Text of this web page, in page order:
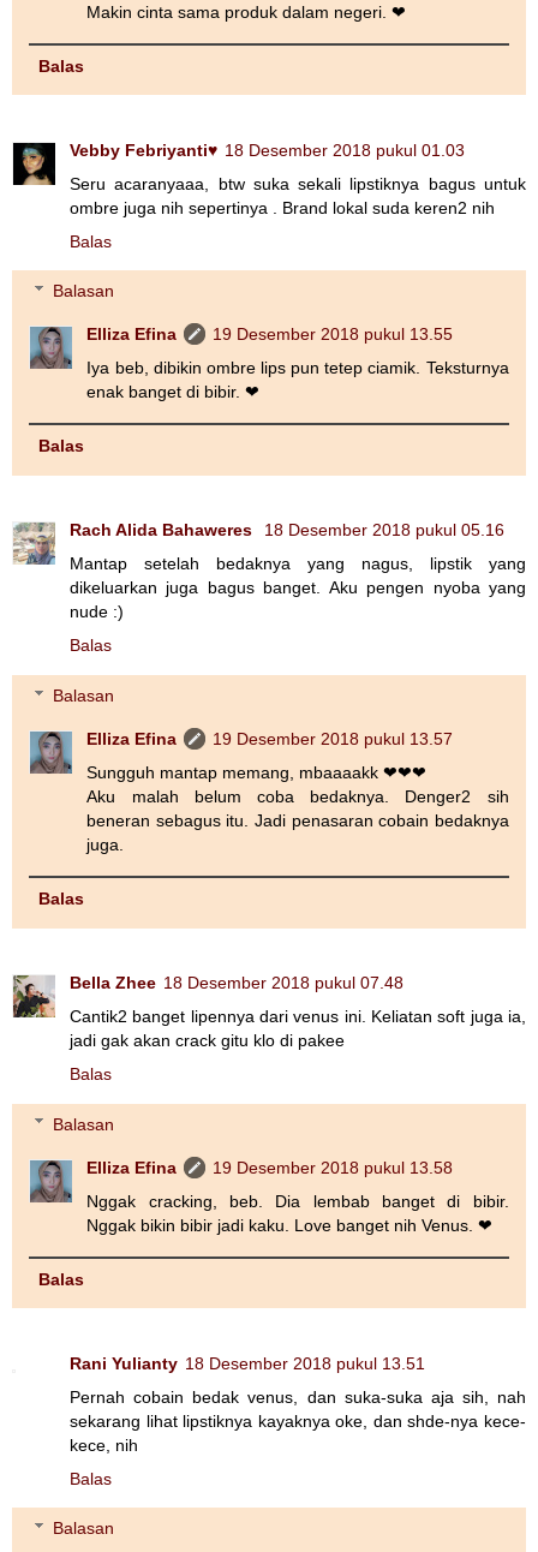
Makin cinta sama produk dalam negeri. ❤
Balas
Vebby Febriyanti♥ 18 Desember 2018 pukul 01.03
Seru acaranyaaa, btw suka sekali lipstiknya bagus untuk
ombre juga nih sepertinya . Brand lokal suda keren2 nih
Balas
Balasan
Elliza Efina
19 Desember 2018 pukul 13.55
Iya beb, dibikin ombre lips pun tetep ciamik. Teksturnya
enak banget di bibir. ❤
Balas
Rach Alida Bahaweres
18 Desember 2018 pukul 05.16
Mantap setelah bedaknya yang nagus, lipstik yang
dikeluarkan juga bagus banget. Aku pengen nyoba yang
nude :)
Balas
Balasan
Elliza Efina
19 Desember 2018 pukul 13.57
Sungguh mantap memang, mbaaaakk ❤❤❤
Aku malah belum coba bedaknya. Denger2 sih
beneran sebagus itu. Jadi penasaran cobain bedaknya
juga.
Balas
Bella Zhee 18 Desember 2018 pukul 07.48
Cantik2 banget lipennya dari venus ini. Keliatan soft juga ia,
jadi gak akan crack gitu klo di pakee
Balas
Balasan
Elliza Efina
19 Desember 2018 pukul 13.58
Nggak cracking, beb. Dia lembab banget di bibir.
Nggak bikin bibir jadi kaku. Love banget nih Venus. ❤
Balas
Rani Yulianty 18 Desember 2018 pukul 13.51
Pernah cobain bedak venus, dan suka-suka aja sih, nah
sekarang lihat lipstiknya kayaknya oke, dan shde-nya kece-
kece, nih
Balas
Balasan